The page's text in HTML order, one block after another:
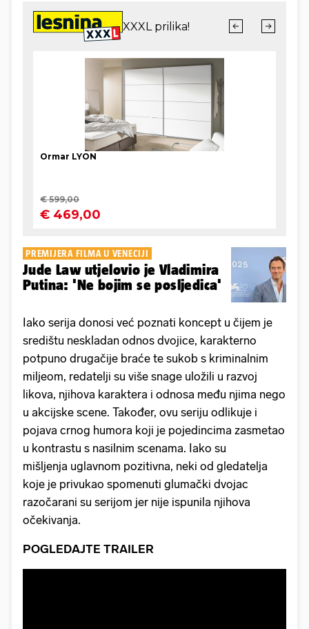
PREMIJERA FILMA U VENECIJI
Jude Law utjelovio je Vladimira
Putina: 'Ne bojim se posljedica'
Iako serija donosi već poznati koncept u čijem je
središtu neskladan odnos dvojice, karakterno
potpuno drugačije braće te sukob s kriminalnim
miljeom, redatelji su više snage uložili u razvoj
likova, njihova karaktera i odnosa među njima nego
u akcijske scene. Također, ovu seriju odlikuje i
pojava crnog humora koji je pojedincima zasmetao
u kontrastu s nasilnim scenama. Iako su
mišljenja uglavnom pozitivna, neki od gledatelja
koje je privukao spomenuti glumački dvojac
razočarani su serijom jer nije ispunila njihova
očekivanja.
POGLEDAJTE TRAILER